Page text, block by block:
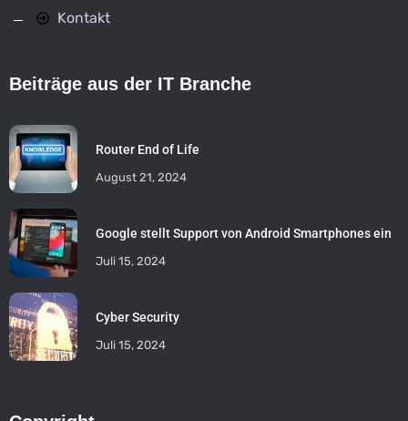
Kontakt
Beiträge aus der IT Branche
Router End of Life
August 21, 2024
Google stellt Support von Android Smartphones ein
Juli 15, 2024
Cyber Security
Juli 15, 2024